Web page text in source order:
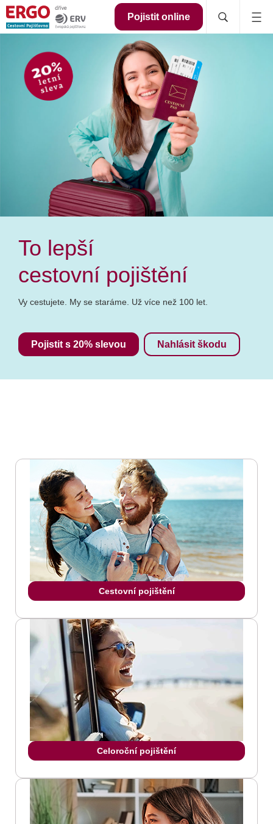
Pojistit online
To lepší
cestovní pojištění
Vy cestujete. My se staráme. Už více než 100 let.
Pojistit s 20% slevou Nahlásit škodu
Cestovní pojištění
Celoroční pojištění